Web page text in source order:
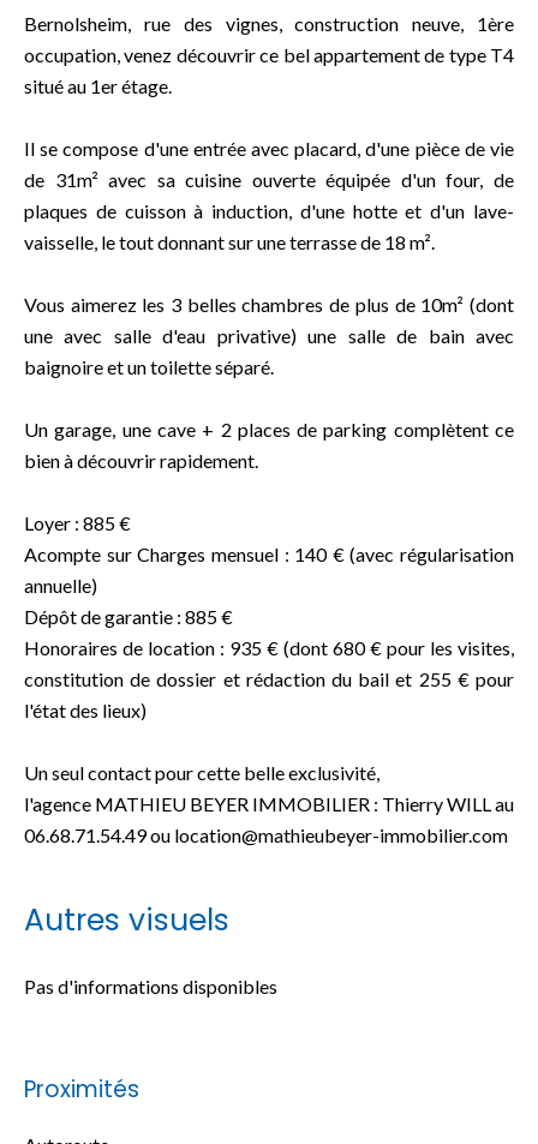
Bernolsheim, rue des vignes, construction neuve, 1ère
occupation, venez découvrir ce bel appartement de type T4
situé au 1er étage.
Il se compose d'une entrée avec placard, d'une pièce de vie
de 31m² avec sa cuisine ouverte équipée d'un four, de
plaques de cuisson à induction, d'une hotte et d'un lave-
vaisselle, le tout donnant sur une terrasse de 18 m².
Vous aimerez les 3 belles chambres de plus de 10m² (dont
une avec salle d'eau privative) une salle de bain avec
baignoire et un toilette séparé.
Un garage, une cave + 2 places de parking complètent ce
bien à découvrir rapidement.
Loyer : 885 €
Acompte sur Charges mensuel : 140 € (avec régularisation
annuelle)
Dépôt de garantie : 885 €
Honoraires de location : 935 € (dont 680 € pour les visites,
constitution de dossier et rédaction du bail et 255 € pour
l'état des lieux)
Un seul contact pour cette belle exclusivité,
l'agence MATHIEU BEYER IMMOBILIER : Thierry WILL au
06.68.71.54.49 ou location@mathieubeyer-immobilier.com
Autres visuels
Pas d'informations disponibles
Proximités